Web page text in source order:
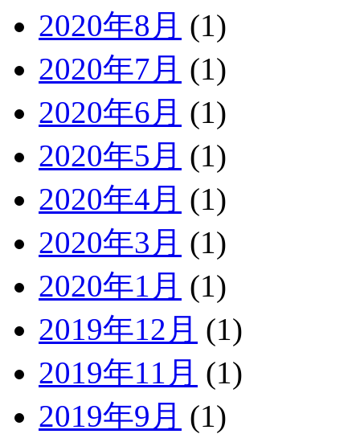
2020年8月 (1)
2020年7月 (1)
2020年6月 (1)
2020年5月 (1)
2020年4月 (1)
2020年3月 (1)
2020年1月 (1)
2019年12月 (1)
2019年11月 (1)
2019年9月 (1)